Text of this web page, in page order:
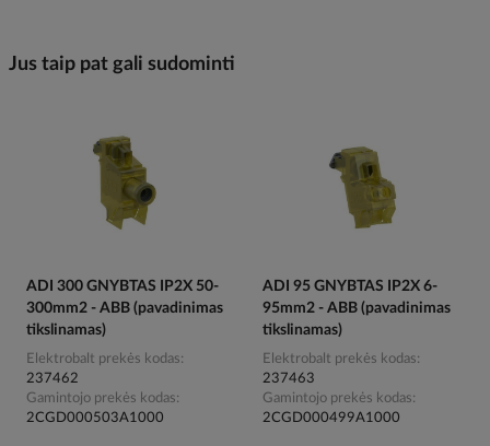
Jus taip pat gali sudominti
ADI 300 GNYBTAS IP2X 50-
300mm2 - ABB (pavadinimas
tikslinamas)
Elektrobalt prekės kodas
237462
Gamintojo prekės kodas
2CGD000503A1000
ADI 95 GNYBTAS IP2X 6-
95mm2 - ABB (pavadinimas
tikslinamas)
Elektrobalt prekės kodas
237463
Gamintojo prekės kodas
2CGD000499A1000